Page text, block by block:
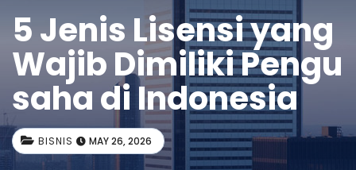
5 Jenis Lisensi yang
Wajib Dimiliki Pengu
saha di Indonesia
BISNIS MAY 26, 2026